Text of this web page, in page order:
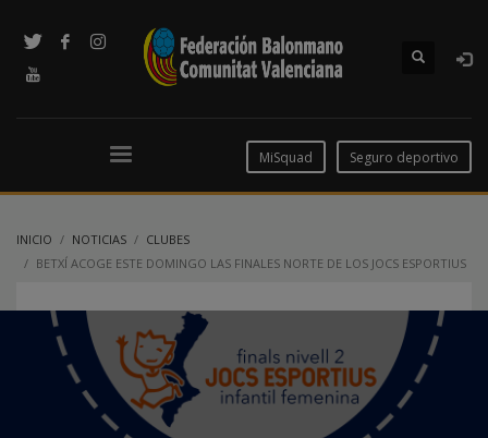
MiSquad Seguro deportivo
INICIO NOTICIAS
CLUBES
BETXÍ ACOGE ESTE DOMINGO LAS FINALES NORTE DE LOS JOCS ESPORTIUS